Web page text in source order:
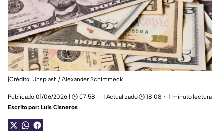
|Crédito: Unsplash / Alexander Schimmeck
Publicado 01/06/2026 | 🕑 07:58 | Actualizado 🕑 18:08
1 minuto lectura
Escrito por: Luis Cisneros